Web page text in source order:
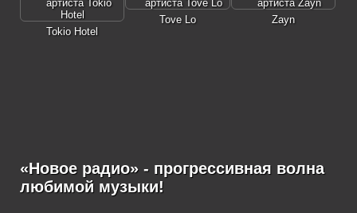
Tokio Hotel
Tove Lo Zayn
«Новое радио» - прогрессивная волна
любимой музыки!